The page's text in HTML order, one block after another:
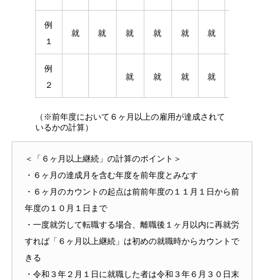
例
１
就 就 就 就 就 就
例
２
就 就 就 就
（※前年度において６ヶ月以上の雇用が達成されて
いるかの計算）
＜「６ヶ月以上継続」の計算のポイント＞
・６ヶ月の達成月を含む年度を前年度とみなす
・６ヶ月のカウントの起点は前前年度の１１月１日から前
年度の１０月１日まで
・一度就労して転職する場合、離職後１ヶ月以内に再就労
すれば「６ヶ月以上継続」は初めの就職時からカウントで
きる
・令和３年２月１日に就職した者は令和３年６月３０日末